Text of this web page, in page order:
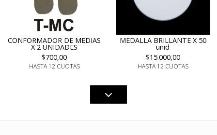
CONFORMADOR DE MEDIAS
X 2 UNIDADES
$700,00
HASTA 12 CUOTAS
MEDALLA BRILLANTE X 50
unid
$15.000,00
HASTA 12 CUOTAS